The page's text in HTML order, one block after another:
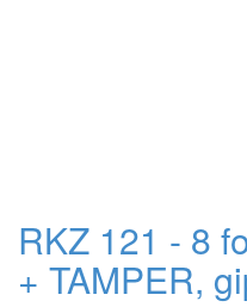
RKZ 121 - 8
+ TAMPER,